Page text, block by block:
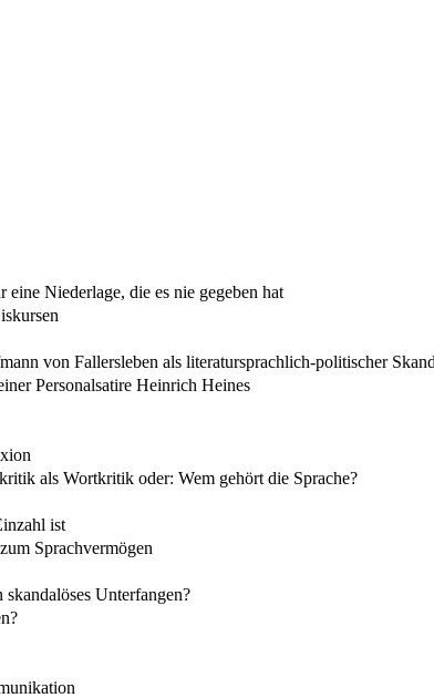
Niederlage, die es nie gegeben hat
von Fallersleben als literatursprachlich-politischer
Personalsatire Heinrich Heines
als Wortkritik oder: Wem gehört die Sprache?
ist
Sprachvermögen
Unterfangen?